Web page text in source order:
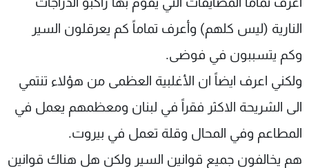
النارية (ليس كلهم) وأعرف تماماً كم يعرقلون السير
وكم يتسببون في فوضى.
ولكني اعرف ايضاً ان الأغلبية العظمى من هؤلاء تنتمي
الى الشريحة الاكثر فقراً في لبنان ومعظمهم يعمل في
المطاعم وفي المحال وقلة تعمل في بيروت.
هم يخالفون جميع قوانين السير ولكن هل هناك قوانين
الإنـتـاج
لاعلاناتكم
تواصل معنا
شروط الإسـتخدام
سياسة الخصوصية